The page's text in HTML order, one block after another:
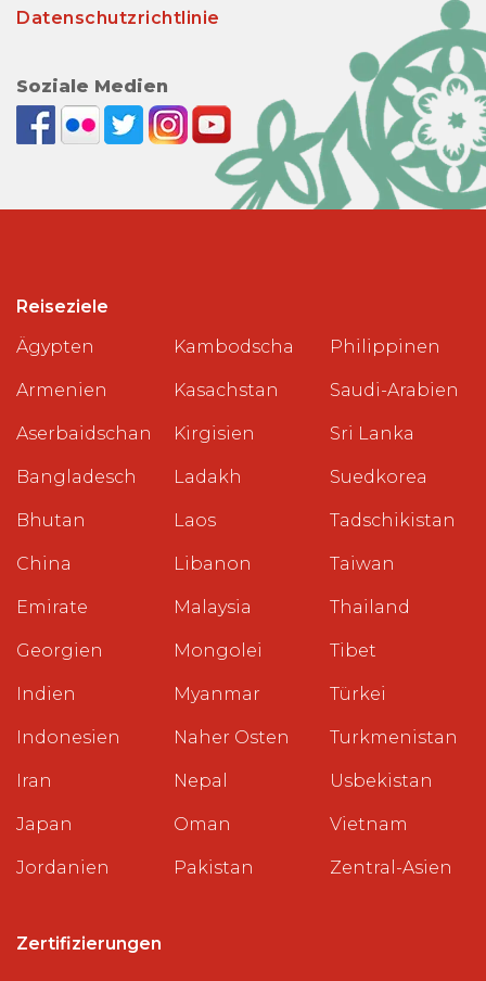
Datenschutzrichtlinie
Soziale Medien
Reiseziele
Ägypten
Armenien
Aserbaidschan
Bangladesch
Bhutan
China
Emirate
Georgien
Indien
Indonesien
Iran
Japan
Jordanien
Kambodscha
Kasachstan
Kirgisien
Ladakh
Laos
Libanon
Malaysia
Mongolei
Myanmar
Naher Osten
Nepal
Oman
Pakistan
Philippinen
Saudi-Arabien
Sri Lanka
Suedkorea
Tadschikistan
Taiwan
Thailand
Tibet
Türkei
Turkmenistan
Usbekistan
Vietnam
Zentral-Asien
Zertifizierungen